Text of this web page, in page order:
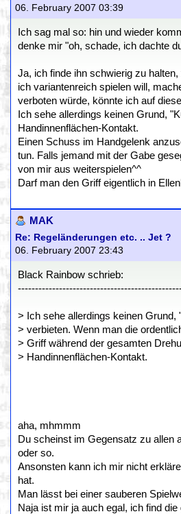
06. February 2007 03:39
Ich sag mal so: hin und wieder
denke mir "oh, schade, ich dachte
Ja, ich finde ihn schwierig zu
ich variantenreich spielen will,
verboten würde, könnte ich auf
Ich sehe allerdings keinen Grund,
Handinnenflächen-Kontakt.
Einen Schuss im Handgelenk
tun. Falls jemand mit der Gabe
von mir aus weiterspielen^^
Darf man den Griff eigentlich in
MAK
Re: Regeländerungen etc. .. Jet ?
06. February 2007 23:43
Black Rainbow schrieb:
> Ich sehe allerdings keinen Grund,
> verbieten. Wenn man die
> Griff während der gesamten
> Handinnenflächen-Kontakt.
aha, mhmmm
Du scheinst im Gegensatz zu allen
oder so.
Ansonsten kann ich mir nicht
hat.
Man lässt bei einer sauberen
Naja ist mir ja auch egal, ich find